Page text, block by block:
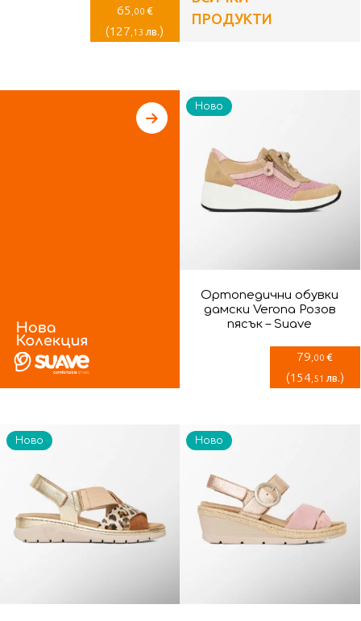
65 ,00 €
(127 ,13 лв.)
ПРОДУКТИ
Ортопедични обувки
дамски Verona Розов
пясък – Suave
79 ,00 €
(154,51 лв.)
Ново
Ново Ново